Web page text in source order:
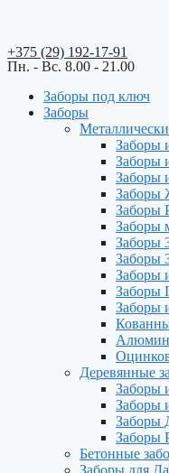
+375 (29) 192-17-91
Пн. - Вс. 8.00 - 21.00
Заборы под ключ
Заборы
Заборы
Заборы
Заборы
Заборы
Заборы
Заборы
Заборы
Заборы
Заборы
Заборы
Заборы
Деревянные
Заборы
Заборы
Заборы
Заборы
Бетонные
Заборы для